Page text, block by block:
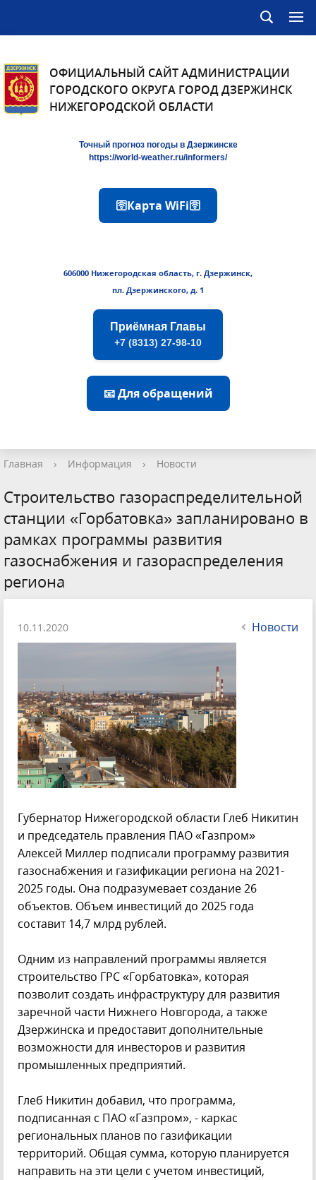
ОФИЦИАЛЬНЫЙ САЙТ АДМИНИСТРАЦИИ
ГОРОДСКОГО ОКРУГА ГОРОД ДЗЕРЖИНСК
НИЖЕГОРОДСКОЙ ОБЛАСТИ
Точный прогноз погоды в Дзержинске
https://world-weather.ru/informers/
🛜Карта WiFi🛜
606000 Нижегородская область, г. Дзержинск,
пл. Дзержинского, д. 1
Приёмная Главы
+7 (8313) 27-98-10
📧 Для обращений
Главная › Информация › Новости
Строительство газораспределительной
станции «Горбатовка» запланировано в
рамках программы развития
газоснабжения и газораспределения
региона
10.11.2020 Новости
Губернатор Нижегородской области Глеб Никитин
и председатель правления ПАО «Газпром»
Алексей Миллер подписали программу развития
газоснабжения и газификации региона на 2021-
2025 годы. Она подразумевает создание 26
объектов. Объем инвестиций до 2025 года
составит 14,7 млрд рублей.
Одним из направлений программы является
строительство ГРС «Горбатовка», которая
позволит создать инфраструктуру для развития
заречной части Нижнего Новгорода, а также
Дзержинска и предоставит дополнительные
возможности для инвесторов и развития
промышленных предприятий.
Глеб Никитин добавил, что программа,
подписанная с ПАО «Газпром», - каркас
региональных планов по газификации
территорий. Общая сумма, которую планируется
направить на эти цели с учетом инвестиций,